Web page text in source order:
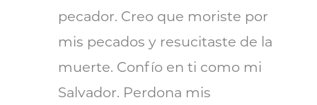
pecador. Creo que moriste por
mis pecados y resucitaste de la
muerte. Confío en ti como mi
Salvador. Perdona mis